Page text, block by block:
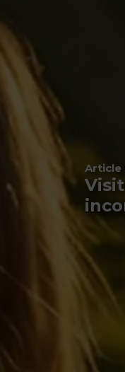
choisir
apéro ?
Article